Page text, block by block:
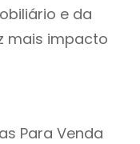
e da
mais impacto
Para Venda